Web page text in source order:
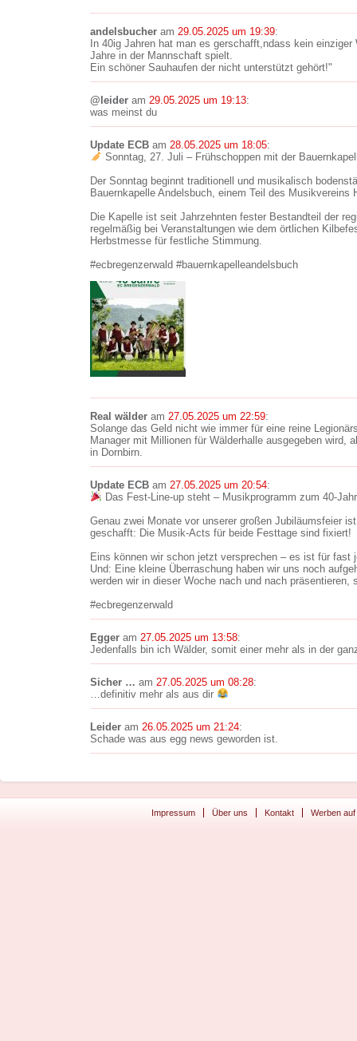
andelsbucher am 29.05.2025 um 19:39:
In 40ig Jahren hat man es gerschafft,ndass kein einziger
Jahre in der Mannschaft spielt.
Ein schöner Sauhaufen der nicht unterstützt gehört!"
@leider am 29.05.2025 um 19:13:
was meinst du
Update ECB am 28.05.2025 um 18:05:
Sonntag, 27. Juli – Frühschoppen mit der
Der Sonntag beginnt traditionell und musikalisch
Bauernkapelle Andelsbuch, einem Teil des Musikvereins
Die Kapelle ist seit Jahrzehnten fester Bestandteil der
regelmäßig bei Veranstaltungen wie dem örtlichen
Herbstmesse für festliche Stimmung.
#ecbregenzerwald #bauernkapelleandelsbuch
Real wälder am 27.05.2025 um 22:59:
Solange das Geld nicht wie immer für eine reine
Manager mit Millionen für Wälderhalle ausgegeben wird,
in Dornbirn.
Update ECB am 27.05.2025 um 20:54:
Das Fest-Line-up steht – Musikprogramm zum 40-
Genau zwei Monate vor unserer großen Jubiläumsfeier
geschafft: Die Musik-Acts für beide Festtage sind fixiert!
Eins können wir schon jetzt versprechen – es ist für fast
Und: Eine kleine Überraschung haben wir uns noch
werden wir in dieser Woche nach und nach präsentieren,
#ecbregenzerwald
Egger am 27.05.2025 um 13:58:
Jedenfalls bin ich Wälder, somit einer mehr als in der
Sicher … am 27.05.2025 um 08:28:
…definitiv mehr als aus dir
Leider am 26.05.2025 um 21:24:
Schade was aus egg news geworden ist.
Impressum Über uns Kontakt Werben